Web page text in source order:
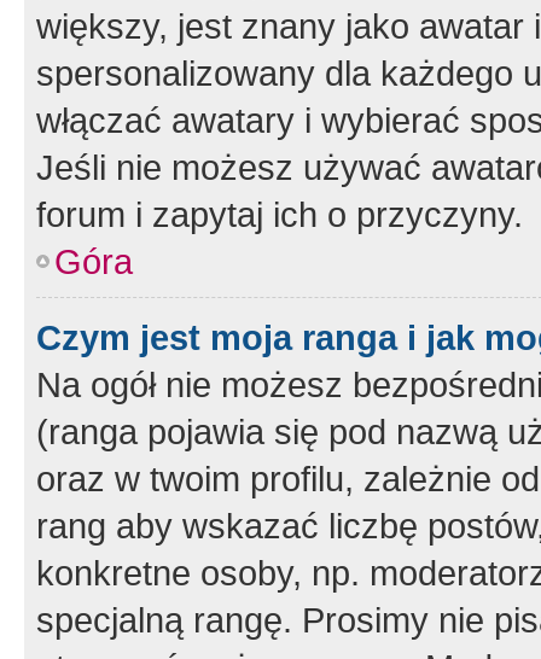
większy, jest znany jako
spersonalizowany dla każdego
włączać awatary i wybierać
Jeśli nie możesz używać
forum i zapytaj ich o przyczyny.
Góra
Czym jest moja ranga i jak
Na ogół nie możesz
(ranga pojawia się pod nazwą
oraz w twoim profilu, zależnie
rang aby wskazać liczbę
konkretne osoby, np.
specjalną rangę. Prosimy nie